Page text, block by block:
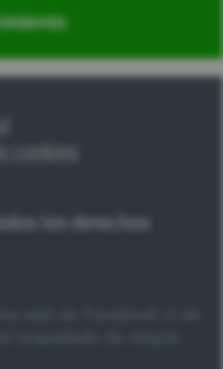
어 汉语
los derechos